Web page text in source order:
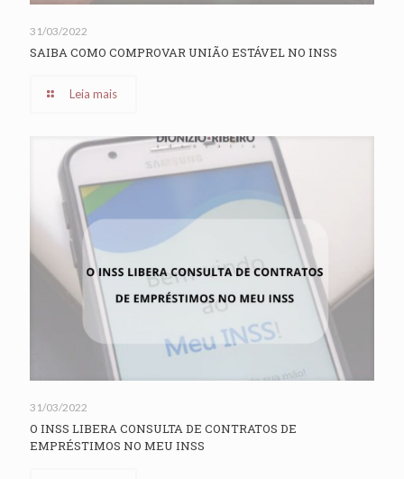
31/03/2022
SAIBA COMO COMPROVAR UNIÃO ESTÁVEL NO INSS
Leia mais
31/03/2022
O INSS LIBERA CONSULTA DE CONTRATOS DE
EMPRÉSTIMOS NO MEU INSS